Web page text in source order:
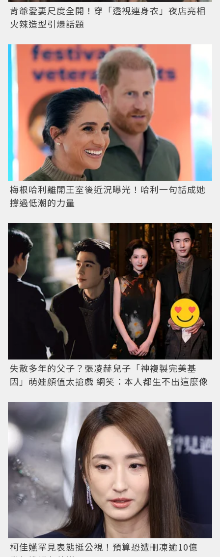
肯爺愛妻尺度全開！穿「透視連身衣」夜店亮相
火辣造型引爆話題
梅根哈利離開王室後近況曝光！哈利一句話成她
撐過低潮的力量
失散多年的父子？張凌赫兒子「神複製完美基
因」萌娃顏值太搶戲 網笑：本人都生不出這麼像
柯佳嬿罕見表態挺公視！預算恐遭刪凍逾10億